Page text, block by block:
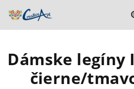
Dámske legíny
čierne/